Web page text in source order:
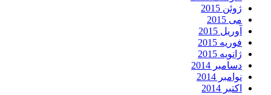
ژوئن 2015
می 2015
آوریل 2015
فوریه 2015
ژانویه 2015
دسامبر 2014
نوامبر 2014
اکتبر 2014